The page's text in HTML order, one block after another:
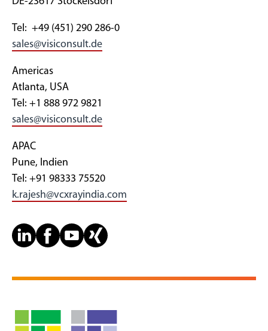
Tel: +49 (451) 290 286-0
sales@visiconsult.de
Americas
Atlanta, USA
Tel: +1 888 972 9821
sales@visiconsult.de
APAC
Pune, Indien
Tel: +91 98333 75520
k.rajesh@vcxrayindia.com